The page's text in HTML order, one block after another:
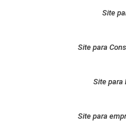
Site
Site para
Site para
Site para